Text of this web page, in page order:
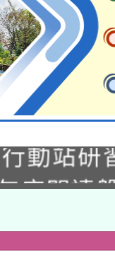
第2次
(無人
動站研
度閱讀
師名單